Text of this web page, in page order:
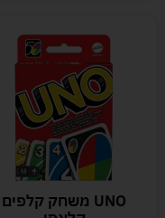
UNO משחק קלפים